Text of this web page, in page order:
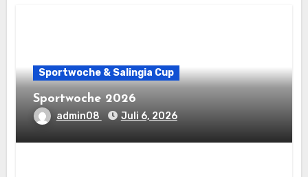
Sportwoche & Salingia Cup
Sportwoche 2026
admin08 Juli 6, 2026